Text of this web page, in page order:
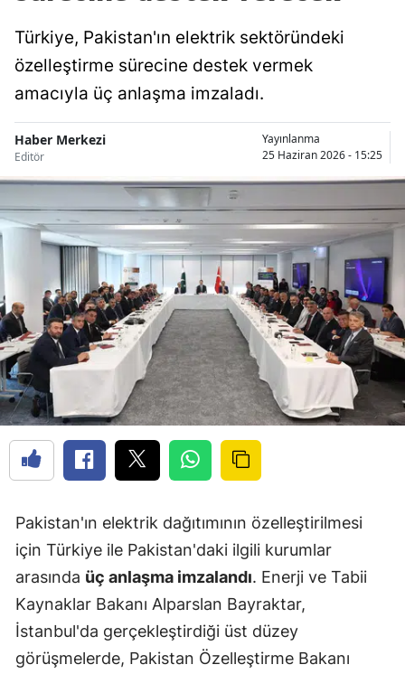
Türkiye, Pakistan'ın elektrik sektöründeki
özelleştirme sürecine destek vermek
amacıyla üç anlaşma imzaladı.
Haber Merkezi
Editör
Yayınlanma
25 Haziran 2026 - 15:25
Pakistan'ın elektrik dağıtımının özelleştirilmesi
için Türkiye ile Pakistan'daki ilgili kurumlar
arasında üç anlaşma imzalandı. Enerji ve Tabii
Kaynaklar Bakanı Alparslan Bayraktar,
İstanbul'da gerçekleştirdiği üst düzey
görüşmelerde, Pakistan Özelleştirme Bakanı